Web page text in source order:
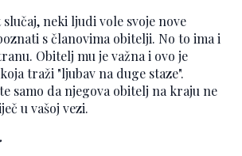
neki ljudi vole svoje nove
s članovima obitelji. No to ima i
Obitelj mu je važna i ovo je
traži "ljubav na duge staze".
samo da njegova obitelj na kraju ne
u vašoj vezi.